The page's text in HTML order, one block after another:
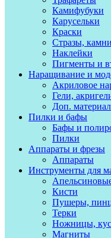
Камифубуки
Карусельки
Краски
Стразы,
Наклейки
Пигменты и
Наращивание и
Акриловое
Гели,
Доп.
Пилки и бафы
Бафы и
Пилки
Аппараты и фрезы
Аппараты
Инструменты для
Кисти
Пушеры,
Терки
Ножницы,
Магниты